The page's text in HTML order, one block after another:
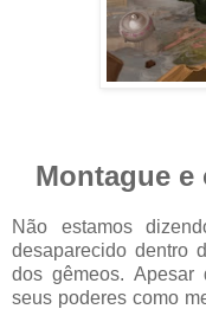
Montague
Não estamos
desaparecido dentro
dos gêmeos.
seus poderes como